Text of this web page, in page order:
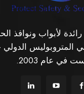
لأبواب ونوافذ
المتروبوليس الدولي
في عام 2003.